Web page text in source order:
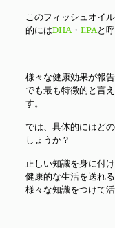
このフィッシュオイ
的にはDHA・ EPAと
様々な健康効果が報
でも最も特徴的と言
す。
では、具体的にはど
しょうか？
正しい知識を身に付
健康的な生活を送れ
様々な知識をつけて